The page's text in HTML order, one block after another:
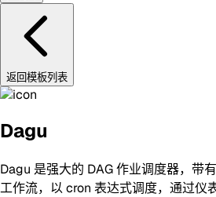
返回模板列表
Dagu
Dagu 是强大的 DAG 作业调度器，带
工作流，以 cron 表达式调度，通过仪